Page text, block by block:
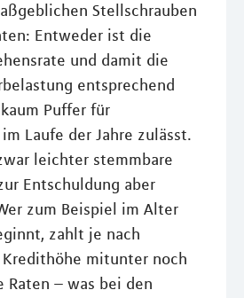
Stellschrauben
Entweder ist die
und damit die
entsprechend
Puffer für
Laufe der Jahre zulässt.
leichter stemmbare
Entschuldung aber
zum Beispiel im Alter
zahlt je nach
mitunter noch
Raten – was bei den